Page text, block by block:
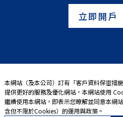
立即開戶
本網站（及本公司）訂有「客戶資料保密措
提供更好的服務及優化網站，本網站使用
繼續使用本網站，即表示您暸解並同意本網
含但不限於Cookies）的運用與政策。